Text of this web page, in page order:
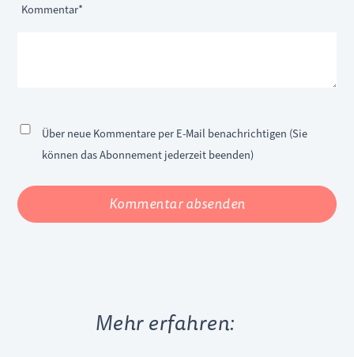
Pflichtfeld
Kommentar*
Über neue Kommentare per E-Mail benachrichtigen (Sie
können das Abonnement jederzeit beenden)
Kommentar absenden
Mehr erfahren: